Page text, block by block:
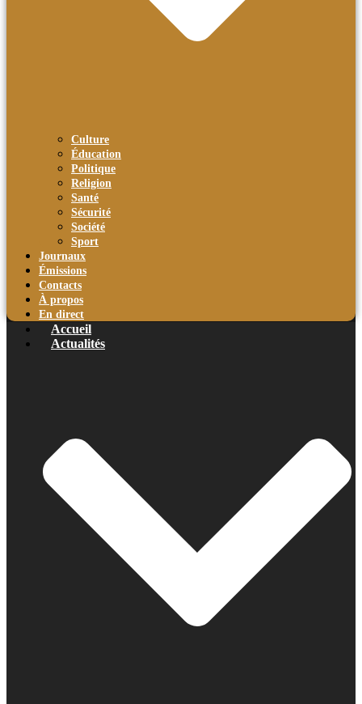
Culture
Éducation
Politique
Religion
Santé
Sécurité
Société
Sport
Journaux
Émissions
Contacts
À propos
En direct
Accueil
Actualités